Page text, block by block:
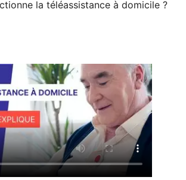
la téléassistance à domicile ?